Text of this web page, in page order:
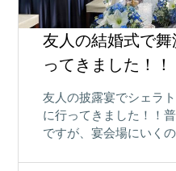
友人の結婚式で
ってきました！！
友人の披露宴でシェラ
に行ってきました！！
ですが、宴会場にいく